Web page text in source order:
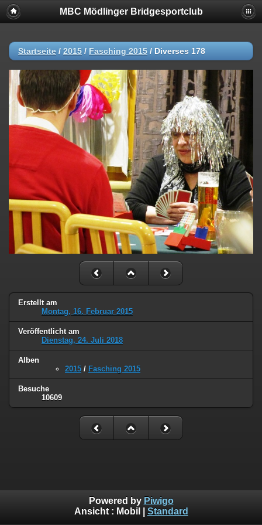
MBC Mödlinger Bridgesportclub
Startseite / 2015 / Fasching 2015 / Diverses 178
Erstellt am
Montag, 16. Februar 2015
Veröffentlicht am
Dienstag, 24. Juli 2018
Alben
2015 / Fasching 2015
Besuche
10609
Powered by Piwigo
Ansicht : Mobil Standard